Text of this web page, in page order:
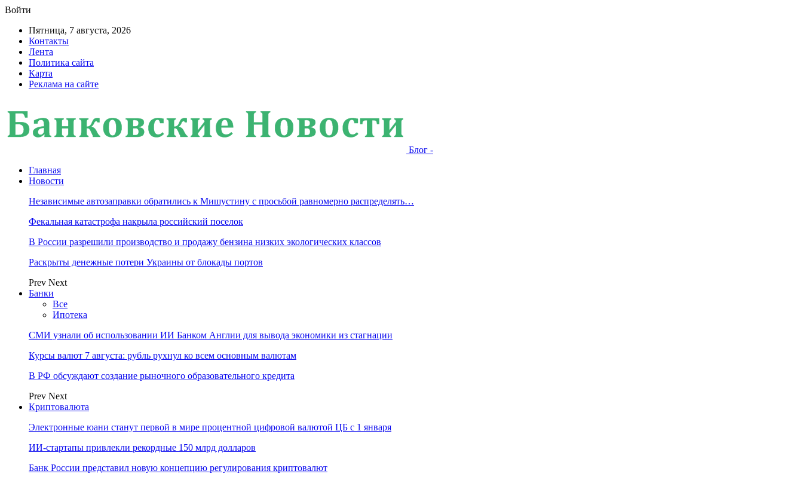
Войти
Пятница, 7 августа, 2026
Контакты
Лента
Политика сайта
Карта
Реклама на сайте
Блог -
Главная
Новости
Независимые автозаправки обратились к Мишустину с просьбой равномерно распределять…
Фекальная катастрофа накрыла российский поселок
В России разрешили производство и продажу бензина низких экологических классов
Раскрыты денежные потери Украины от блокады портов
Prev Next
Банки
Все
Ипотека
СМИ узнали об использовании ИИ Банком Англии для вывода экономики из стагнации
Курсы валют 7 августа: рубль рухнул ко всем основным валютам
В РФ обсуждают создание рыночного образовательного кредита
Prev Next
Криптовалюта
Электронные юани станут первой в мире процентной цифровой валютой ЦБ с 1 января
ИИ-стартапы привлекли рекордные 150 млрд долларов
Банк России представил новую концепцию регулирования криптовалют